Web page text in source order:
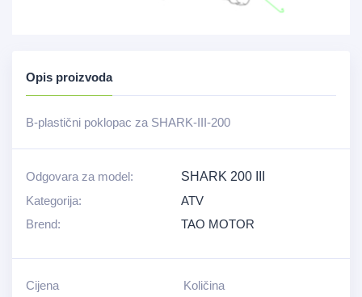
Opis proizvoda
B-plastični poklopac za SHARK-III-200
Odgovara za model:
SHARK 200 III
Kategorija:
ATV
Brend:
TAO MOTOR
Cijena Količina